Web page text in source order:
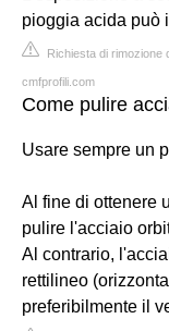
pioggia acida può
Richiesta di rimozione
cmfprofili.com
Come pulire
Usare sempre un
Al fine di ottenere
pulire l'acciaio
Al contrario,
rettilineo
preferibilmente il